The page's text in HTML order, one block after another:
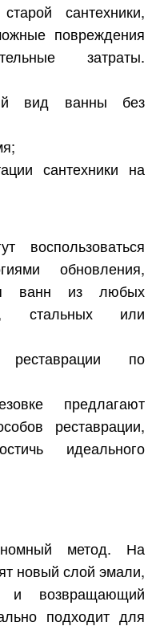
сантехники,
повреждения
затраты.
вид ванны без
сантехники на
воспользоваться
обновления,
ванн из любых
стальных или
по
предлагают
реставрации,
идеального
метод. На
новый слой эмали,
и возвращающий
подходит для